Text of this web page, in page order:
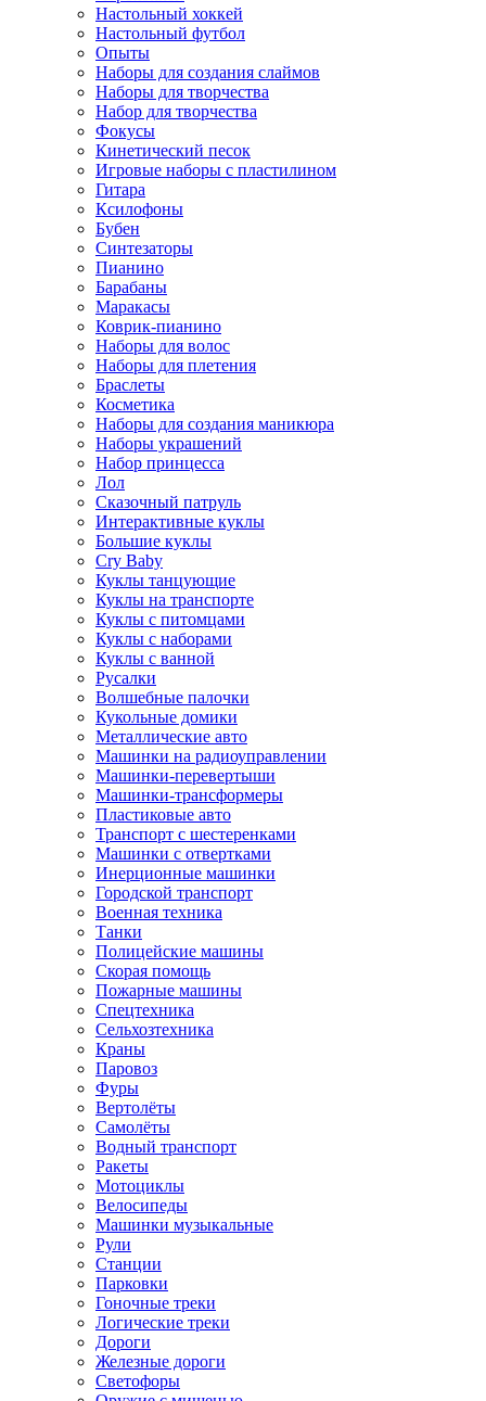
Настольный хоккей
Настольный футбол
Опыты
Наборы для создания слаймов
Наборы для творчества
Набор для творчества
Фокусы
Кинетический песок
Игровые наборы с пластилином
Гитара
Ксилофоны
Бубен
Синтезаторы
Пианино
Барабаны
Маракасы
Коврик-пианино
Наборы для волос
Наборы для плетения
Браслеты
Косметика
Наборы для создания маникюра
Наборы украшений
Набор принцесса
Лол
Сказочный патруль
Интерактивные куклы
Большие куклы
Cry Baby
Куклы танцующие
Куклы на транспорте
Куклы с питомцами
Куклы с наборами
Куклы с ванной
Русалки
Волшебные палочки
Кукольные домики
Металлические авто
Машинки на радиоуправлении
Машинки-перевертыши
Машинки-трансформеры
Пластиковые авто
Транспорт с шестеренками
Машинки с отвертками
Инерционные машинки
Городской транспорт
Военная техника
Танки
Полицейские машины
Скорая помощь
Пожарные машины
Спецтехника
Сельхозтехника
Краны
Паровоз
Фуры
Вертолёты
Самолёты
Водный транспорт
Ракеты
Мотоциклы
Велосипеды
Машинки музыкальные
Рули
Станции
Парковки
Гоночные треки
Логические треки
Дороги
Железные дороги
Светофоры